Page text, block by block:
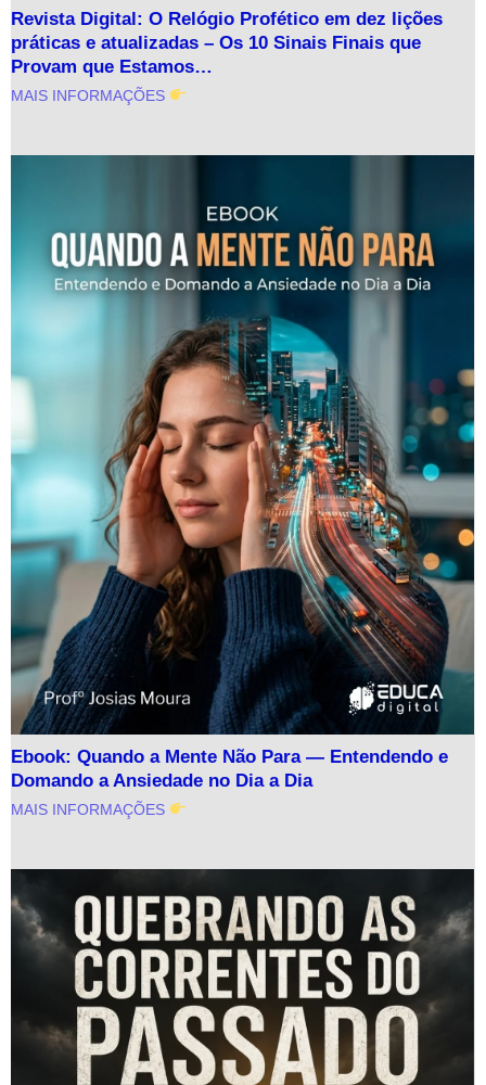
Revista Digital: O Relógio Profético em dez lições
práticas e atualizadas – Os 10 Sinais Finais que
Provam que Estamos…
MAIS INFORMAÇÕES
Ebook: Quando a Mente Não Para — Entendendo e
Domando a Ansiedade no Dia a Dia
MAIS INFORMAÇÕES